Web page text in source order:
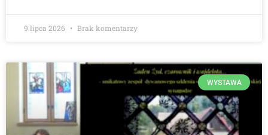
9 lipca 2026 Brak komentarzy
WYSTAWA